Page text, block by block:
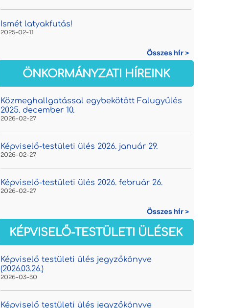
Ismét latyakfutás!
2025-02-11
Összes hír >
ÖNKORMÁNYZATI HÍREINK
Közmeghallgatással egybekötött Falugyűlés
2025. december 10.
2026-02-27
Képviselő-testületi ülés 2026. január 29.
2026-02-27
Képviselő-testületi ülés 2026. február 26.
2026-02-27
Összes hír >
KÉPVISELŐ-TESTÜLETI ÜLÉSEK
Képviselő testületi ülés jegyzőkönyve
(2026.03.26.)
2026-03-30
Képviselő testületi ülés jegyzőkönyve